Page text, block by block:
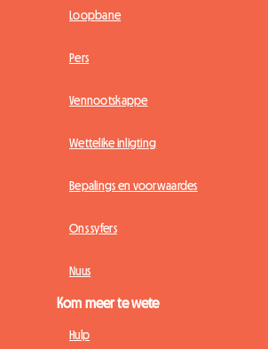
Loopbane
Pers
Vennootskappe
Wettelike inligting
Bepalings en voorwaardes
Ons syfers
Nuus
Kom meer te wete
Hulp